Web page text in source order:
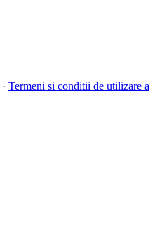
· Termeni si conditii de utilizare a